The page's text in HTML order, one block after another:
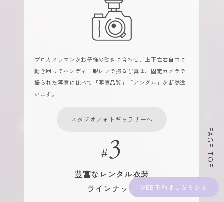
WEB予約
プロカメラマンがお子様の動きに合わせ、上下左右自由に
動き回ってハンディ一眼レフで撮る写真は、固定カメラで
撮られた写真に比べて「写真品質」「アングル」が断然違
います。
スタジオフォトギャラリーへ
豊富なレンタル衣装
ラインナップ
PAGE TOP